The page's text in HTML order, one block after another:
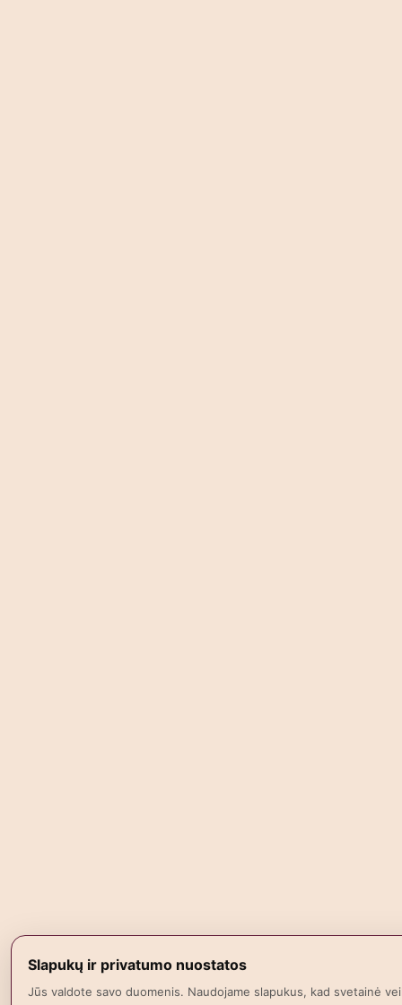
Slapukų ir privatumo nuostatos
Jūs valdote savo duomenis. Naudojame slapukus, kad svetainė